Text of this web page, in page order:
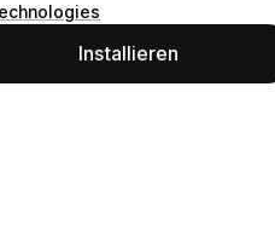
Installieren